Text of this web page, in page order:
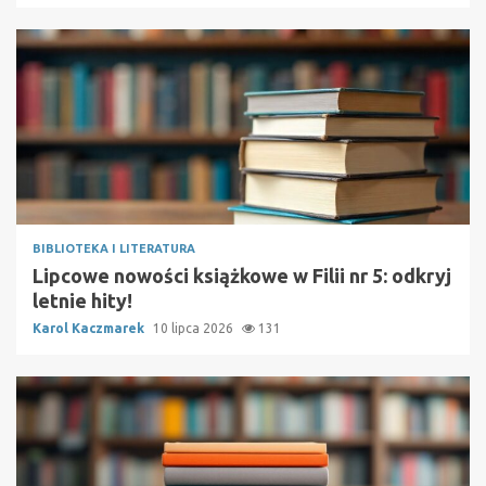
BIBLIOTEKA I LITERATURA
Lipcowe nowości książkowe w Filii nr 5: odkryj
letnie hity!
Karol Kaczmarek 10 lipca 2026 131